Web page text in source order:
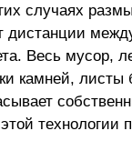
случаях
дистанции
Весь мусор,
камней, листы
технологии